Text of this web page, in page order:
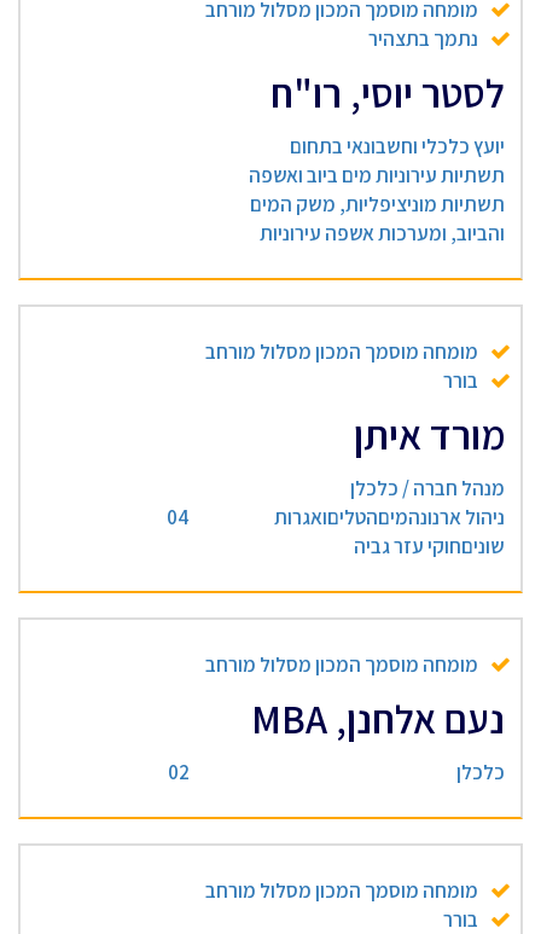
מומחה מוסמך המכון מסלול מורחב
נתמך בתצהיר
לסטר יוסי, רו"ח
יועץ כלכלי וחשבונאי בתחום
תשתיות עירוניות מים ביוב ואשפה
תשתיות מוניציפליות, משק המים
והביוב, ומערכות אשפה עירוניות
מומחה מוסמך המכון מסלול מורחב
בורר
מורד איתן
מנהל חברה / כלכלן
ניהול ארנונהמיםהטליםואגרות
שוניםחוקי עזר גביה
04
מומחה מוסמך המכון מסלול מורחב
נעם אלחנן, MBA
כלכלן 02
מומחה מוסמך המכון מסלול מורחב
בורר